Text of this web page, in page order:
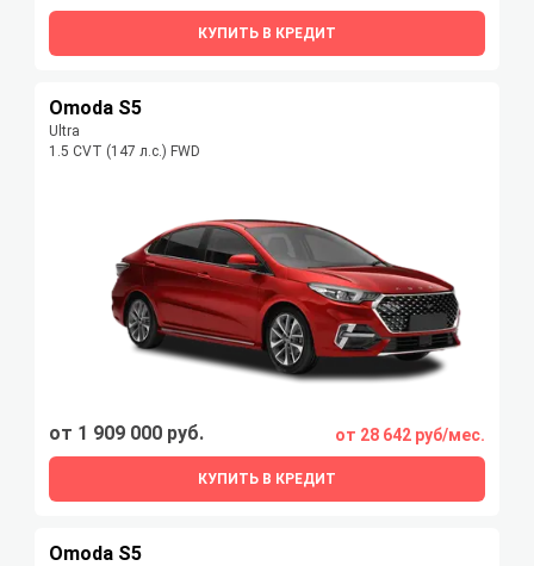
КУПИТЬ В КРЕДИТ
Omoda S5
Ultra
1.5 CVT (147 л.с.) FWD
от 1 909 000 руб. от 28 642 руб/мес.
КУПИТЬ В КРЕДИТ
Omoda S5